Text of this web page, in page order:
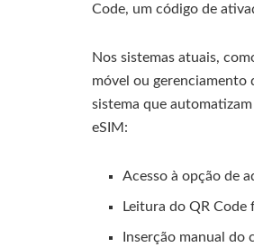
Code, um código de
Nos sistemas atuais,
móvel ou gerenciamento
sistema que
eSIM:
Acesso à opção de
Leitura do QR
Inserção manual